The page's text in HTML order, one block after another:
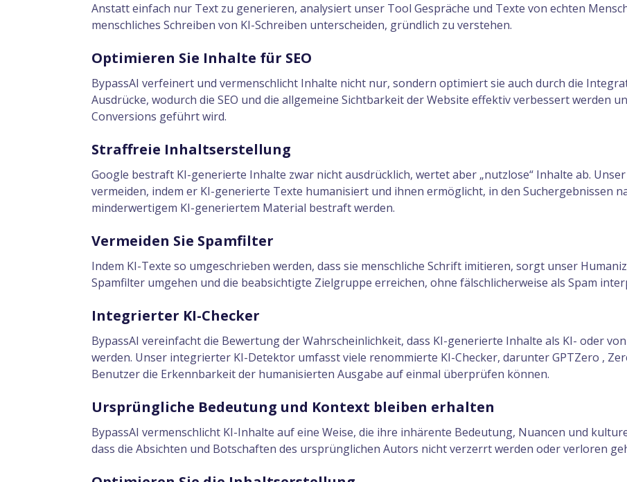
Anstatt einfach nur Text zu generieren, analysiert unser Tool Gespräche und Texte von echten
menschliches Schreiben von KI-Schreiben unterscheiden, gründlich zu verstehen.
Optimieren Sie Inhalte für SEO
BypassAI verfeinert und vermenschlicht Inhalte nicht nur, sondern optimiert sie auch durch die
Ausdrücke, wodurch die SEO und die allgemeine Sichtbarkeit der Website effektiv verbessert werden
Conversions geführt wird.
Straffreie Inhaltserstellung
Google bestraft KI-generierte Inhalte zwar nicht ausdrücklich, wertet aber „nutzlose“ Inhalte ab.
vermeiden, indem er KI-generierte Texte humanisiert und ihnen ermöglicht, in den Suchergebnissen
minderwertigem KI-generiertem Material bestraft werden.
Vermeiden Sie Spamfilter
Indem KI-Texte so umgeschrieben werden, dass sie menschliche Schrift imitieren, sorgt unser
Spamfilter umgehen und die beabsichtigte Zielgruppe erreichen, ohne fälschlicherweise als Spam
Integrierter KI-Checker
BypassAI vereinfacht die Bewertung der Wahrscheinlichkeit, dass KI-generierte Inhalte als KI- oder
werden. Unser integrierter KI-Detektor umfasst viele renommierte KI-Checker, darunter GPTZero ,
Benutzer die Erkennbarkeit der humanisierten Ausgabe auf einmal überprüfen können.
Ursprüngliche Bedeutung und Kontext bleiben erhalten
BypassAI vermenschlicht KI-Inhalte auf eine Weise, die ihre inhärente Bedeutung, Nuancen und
dass die Absichten und Botschaften des ursprünglichen Autors nicht verzerrt werden oder verloren